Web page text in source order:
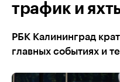
трафик и
РБК Калининград
главных событиях и